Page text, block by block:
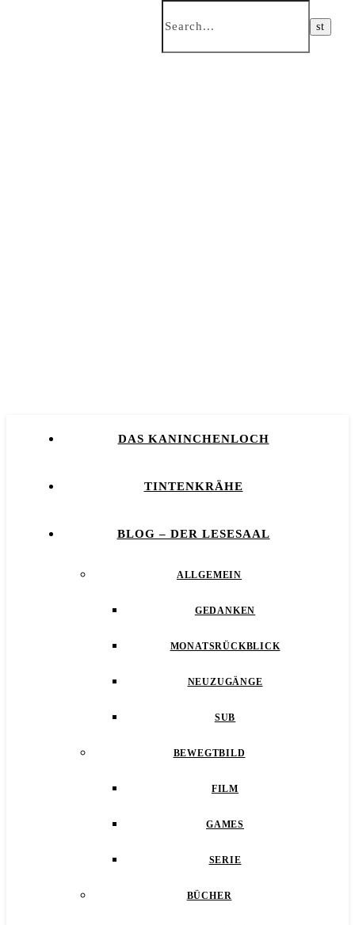
DAS KANINCHENLOCH
TINTENKRÄHE
BLOG – DER LESESAAL
ALLGEMEIN
GEDANKEN
MONATSRÜCKBLICK
NEUZUGÄNGE
SUB
BEWEGTBILD
FILM
GAMES
SERIE
BÜCHER